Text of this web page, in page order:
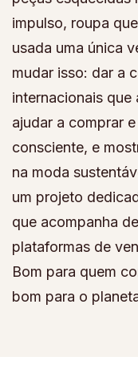
impulso, roupa
usada uma única
mudar isso: dar a
internacionais que
ajudar a comprar
consciente, e
na moda
um projeto
que acompanha
plataformas de
Bom para quem
bom para o